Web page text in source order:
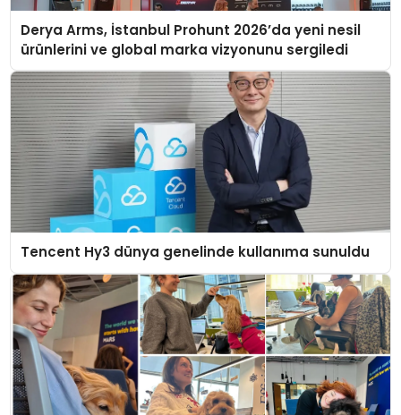
Derya Arms, İstanbul Prohunt 2026’da yeni nesil
ürünlerini ve global marka vizyonunu sergiledi
Tencent Hy3 dünya genelinde kullanıma sunuldu